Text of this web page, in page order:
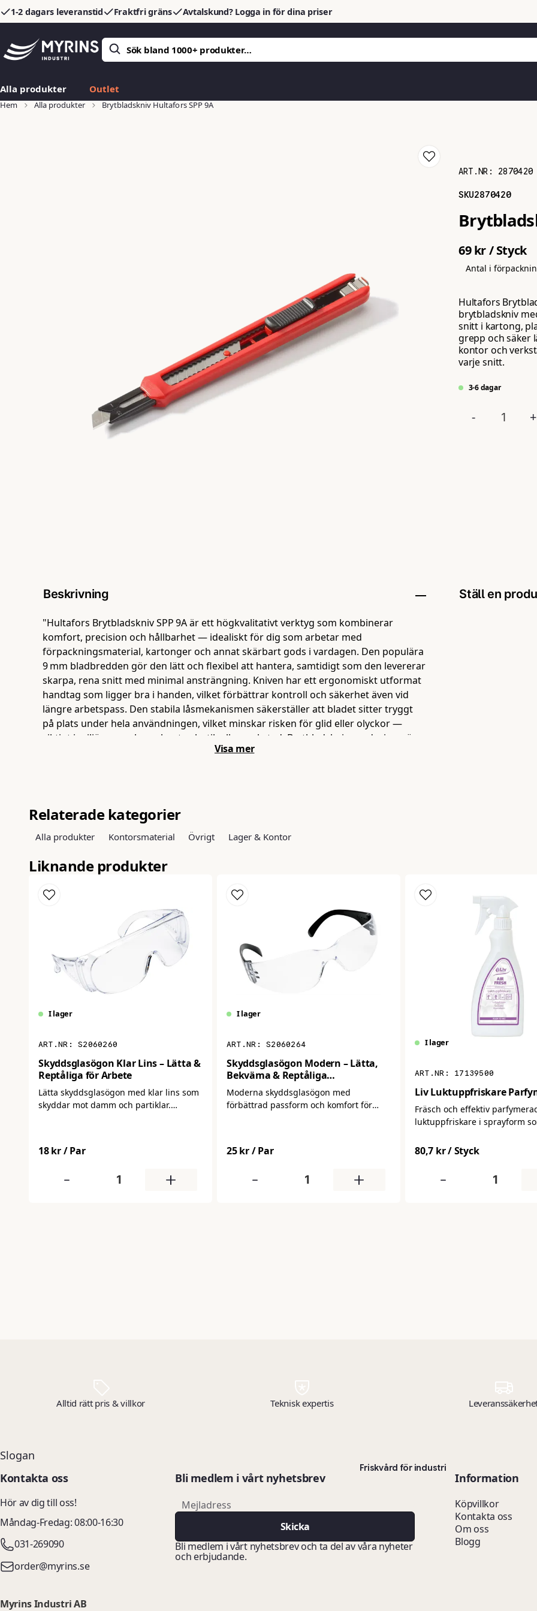
1-2 dagars leveranstid Fraktfri gräns Avtalskund? Logga in för dina priser
Alla produkter Outlet
Hem Alla produkter Brytbladskniv Hultafors SPP 9A
ART.NR: 2870420
SKU2870420
69 kr/ Styck
Antal i
Hultafors
brytbladskniv
snitt i kartong,
grepp och säker
kontor och
varje snitt.
3-6 dagar
- +
Beskrivning
"Hultafors Brytbladskniv SPP 9A är ett högkvalitativt verktyg som kombinerar
komfort, precision och hållbarhet — idealiskt för dig som arbetar med
förpackningsmaterial, kartonger och annat skärbart gods i vardagen. Den populära
9 mm bladbredden gör den lätt och flexibel att hantera, samtidigt som den levererar
skarpa, rena snitt med minimal ansträngning. Kniven har ett ergonomiskt utformat
handtag som ligger bra i handen, vilket förbättrar kontroll och säkerhet även vid
längre arbetspass. Den stabila låsmekanismen säkerställer att bladet sitter tryggt
på plats under hela användningen, vilket minskar risken för glid eller olyckor —
viktigt i miljöer som lager, kontor, butik eller verkstad. Brytbladsknivens design gör
det också enkelt att byta blad snabbt och säkert, så att du alltid har en vass egg
Visa mer
Ställ en
Relaterade kategorier
Alla produkter Kontorsmaterial Övrigt Lager & Kontor
Liknande produkter
I lager
S2060260
Skyddsglasögon Klar Lins – Lätta &
Reptåliga för Arbete
Lätta skyddsglasögon med klar lins som
skyddar mot damm och partiklar.
18 kr/ Par
- +
I lager
S2060264
Skyddsglasögon Modern – Lätta,
Bekväma & Reptåliga
Arbetsglasögon
Moderna skyddsglasögon med
förbättrad passform och komfort för
arbetsdagen.
25 kr/ Par
- +
I lager
17139500
Liv Luktuppfriskare
Fräsch och effektiv
luktuppfriskare i sprayform
efterlämnar en långvarig,
doft. Perfekt för rum, toaletter,
snabb förbättring.
80,7 kr/ Styck
-
Alltid rätt pris & villkor Teknisk expertis
Slogan
Friskvård för industri
Kontakta oss
Hör av dig till oss!
Måndag-Fredag: 08:00-16:30
031-269090
order@myrins.se
Myrins Industri AB
Bli medlem i vårt nyhetsbrev
email
Mejladress
Skicka
Bli medlem i vårt nyhetsbrev och ta del av våra nyheter
och erbjudande.
Information
Köpvillkor
Kontakta oss
Om oss
Blogg